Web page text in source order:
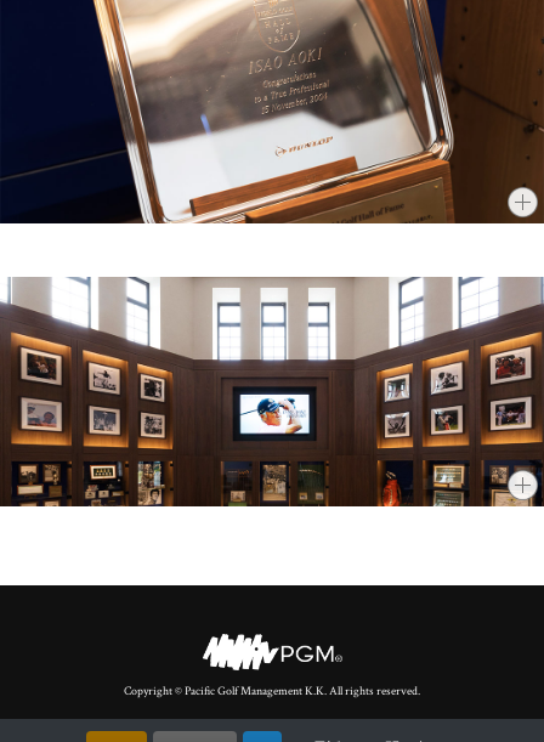
Copyright © Pacific Golf Management K.K. All rights reserved.